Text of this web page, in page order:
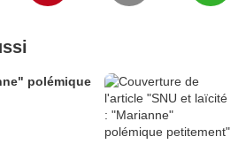
polémique